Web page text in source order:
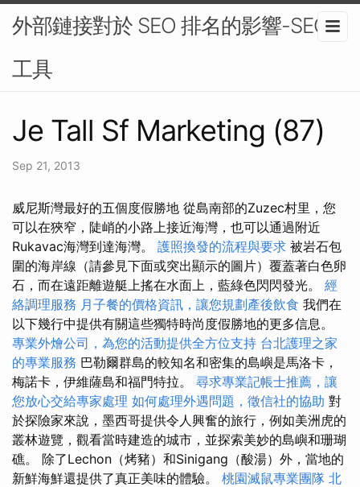
外部鏈接對於 SEO 排名的影響-SEO
工具
Je Tall Sf Marketing (87)
Sep 21, 2013
威尼斯灣最好的五個度假勝地 從島南部的Zuzec村里，您
可以在狹窄，陡峭的小路上接近海灣，也可以通過附近
Rukavac海灣到達海灣。 護照換發的流程與要求 被岩石包
圍的海岸線（請參見下面或突出顯示的圖片）覆蓋著白色卵
石，而在遠距離遊艇上搖在水面上，藍綠色閃閃發光。 經
絡調理服務 月子餐的價格資訊，讓您規劃產後飲食 我們在
以下幾行中提供有關這些獨特時尚度假勝地的更多信息。
專業外燴公司，為您的活動提供全方位支持 台北護理之家
的專業服務 巴勒爾群島的較知名和密集的島嶼是馬洛卡，
梅諾卡，伊維薩島和福門特拉。 尋求專業記帳士推薦，讓
您放心交給專家處理 如何處理外遇問題，徵信社的協助 對
於探險家來說，墨西哥提供令人興奮的旅行，例如美洲虎的
叢林遊覽，觀看當時建造的城市，並探索美妙的島嶼和珊瑚
礁。 除了Lechon（烤豬）和Sinigang（酸湯）外，當地的
新鮮海鮮還提供了真正美味的體驗。 桃園滅鼠專業團隊 北